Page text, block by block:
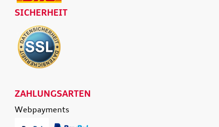
SICHERHEIT
ZAHLUNGSARTEN
Webpayments